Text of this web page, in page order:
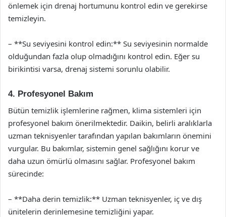
önlemek için drenaj hortumunu kontrol edin ve gerekirse
temizleyin.
– **Su seviyesini kontrol edin:** Su seviyesinin normalde
olduğundan fazla olup olmadığını kontrol edin. Eğer su
birikintisi varsa, drenaj sistemi sorunlu olabilir.
4. Profesyonel Bakım
Bütün temizlik işlemlerine rağmen, klima sistemleri için
profesyonel bakım önerilmektedir. Daikin, belirli aralıklarla
uzman teknisyenler tarafından yapılan bakımların önemini
vurgular. Bu bakımlar, sistemin genel sağlığını korur ve
daha uzun ömürlü olmasını sağlar. Profesyonel bakım
sürecinde:
– **Daha derin temizlik:** Uzman teknisyenler, iç ve dış
ünitelerin derinlemesine temizliğini yapar.